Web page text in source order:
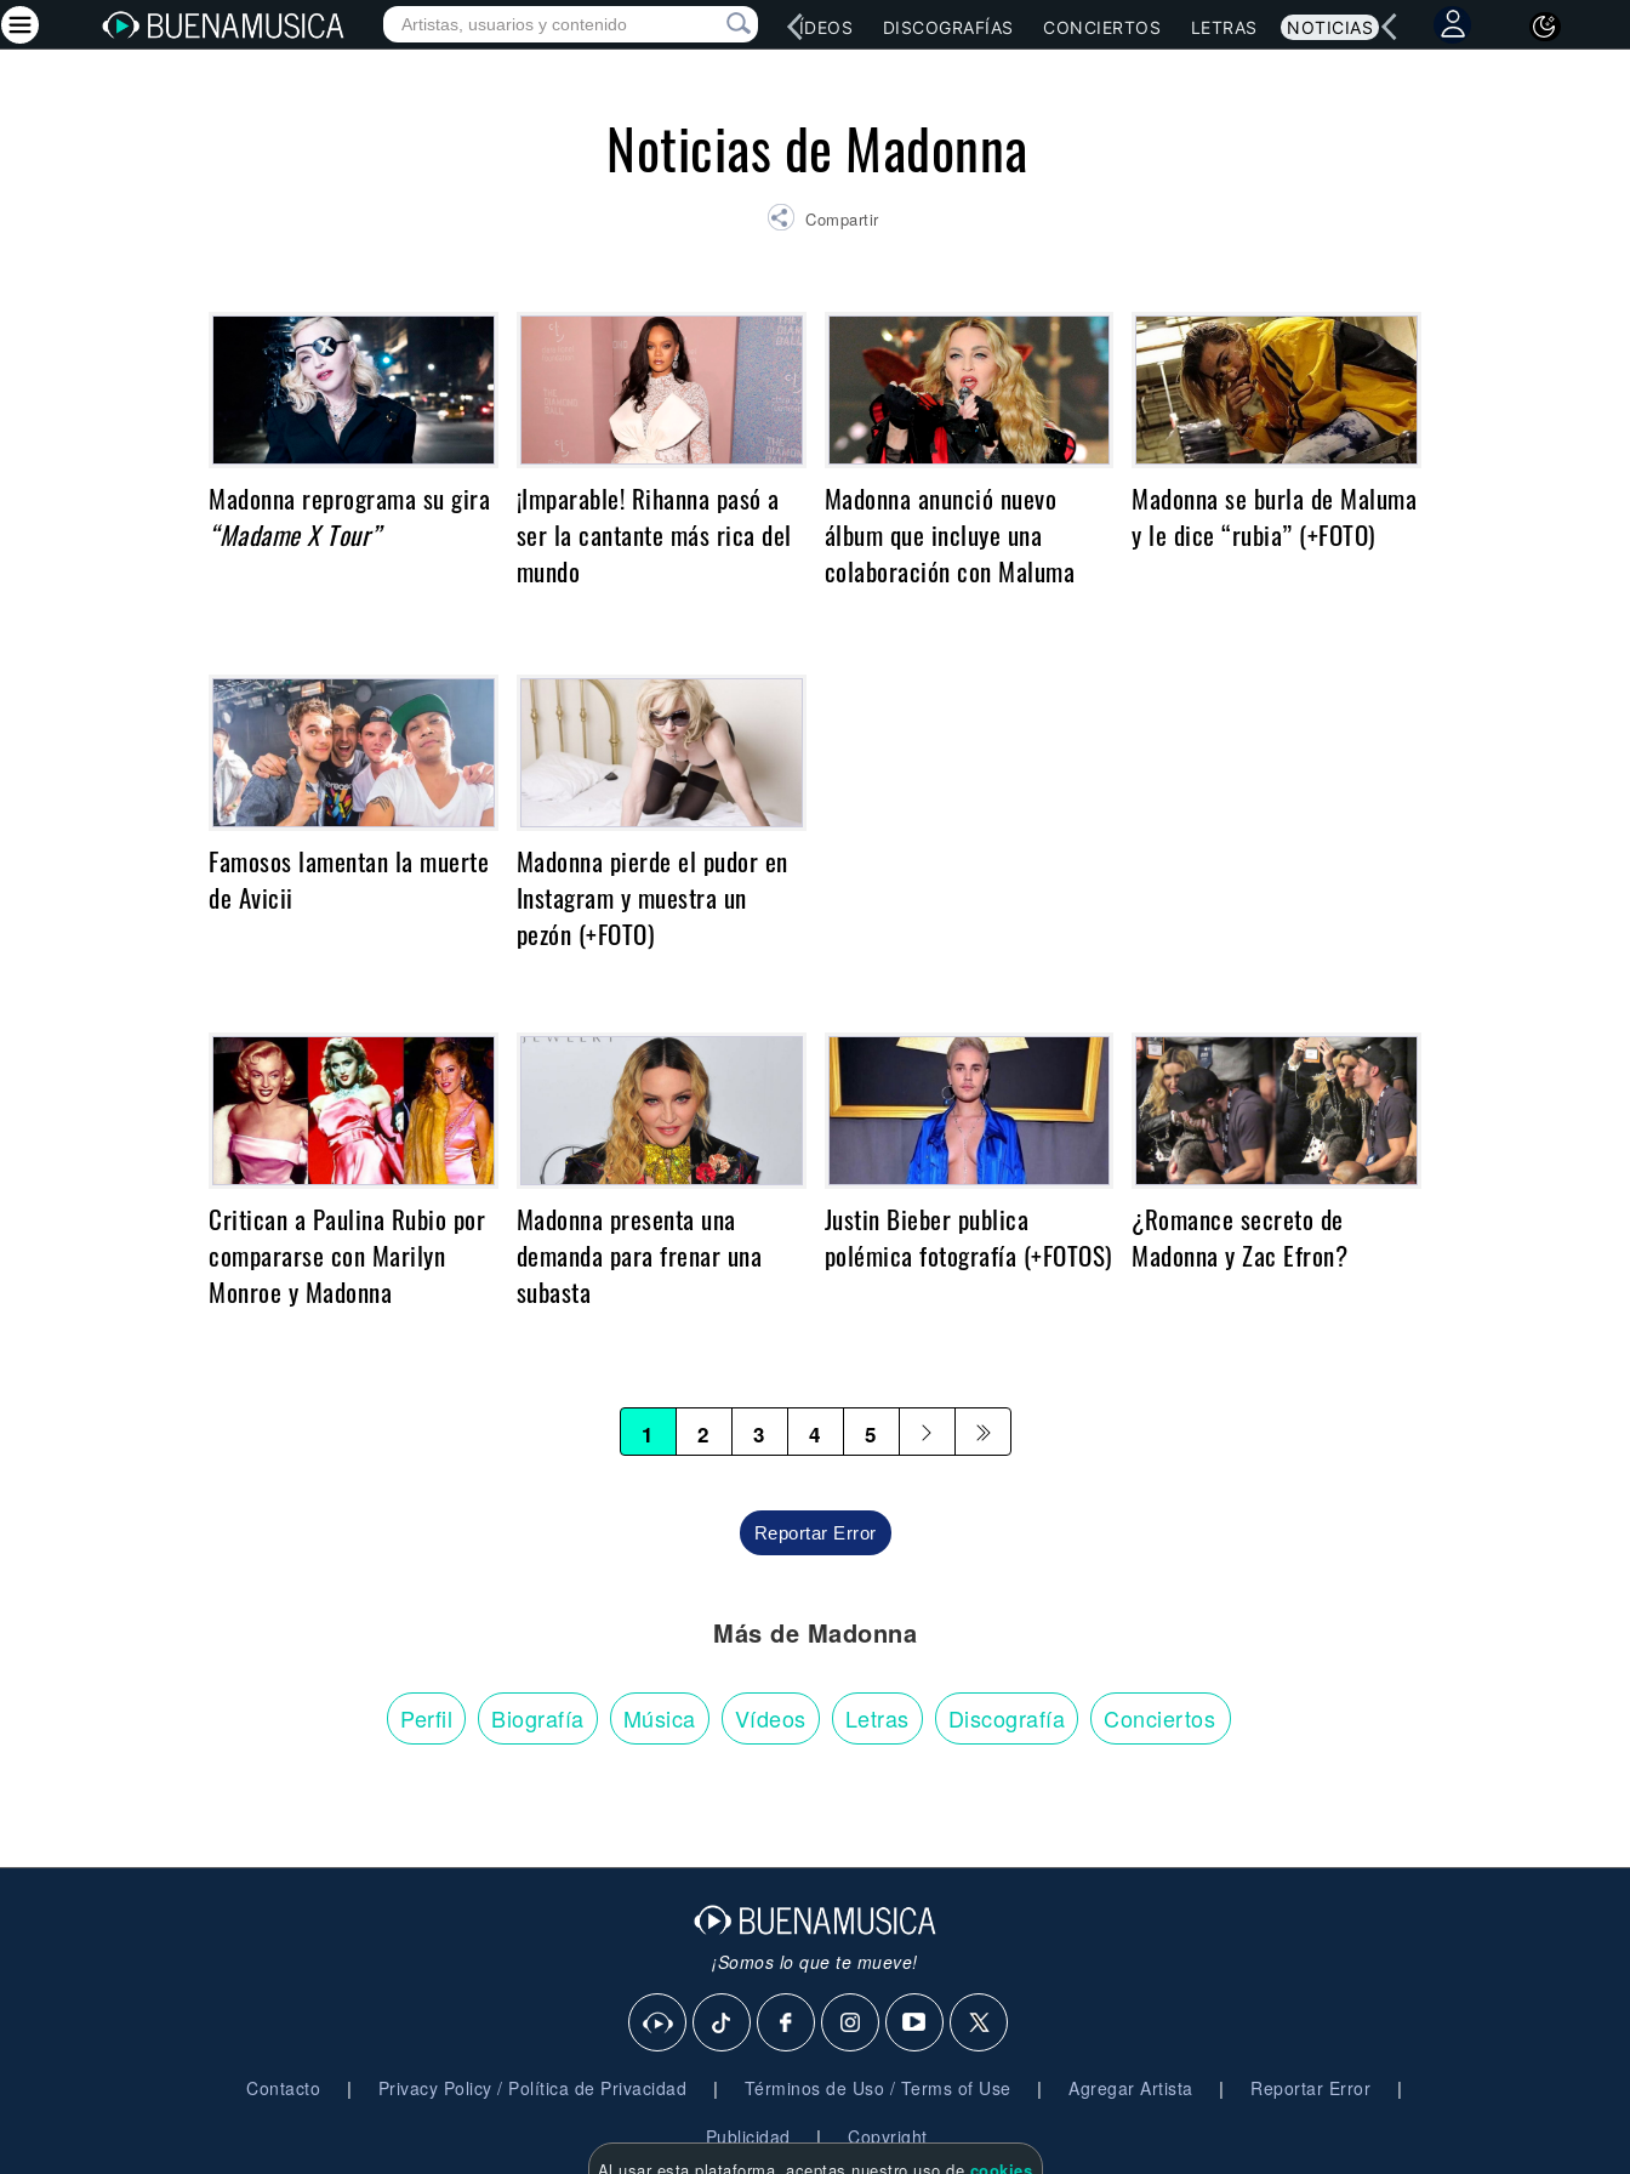
INICIO ARTISTAS RED SOCIAL MÚSICA VÍDEOS DISCOGRAFÍAS CONCIERTOS LETRAS NOTICIAS
Noticias de Madonna
Compartir
Madonna reprograma su gira
“Madame X Tour”
¡Imparable! Rihanna pasó a
ser la cantante más rica del
mundo
Madonna anunció nuevo
álbum que incluye una
colaboración con Maluma
Madonna se burla de Maluma
y le dice “rubia” (+FOTO)
Famosos lamentan la muerte
de Avicii
Madonna pierde el pudor en
Instagram y muestra un
pezón (+FOTO)
Critican a Paulina Rubio por
compararse con Marilyn
Monroe y Madonna
Madonna presenta una
demanda para frenar una
subasta
Justin Bieber publica
polémica fotografía (+FOTOS)
¿Romance secreto de
Madonna y Zac Efron?
1 2 3 4 5
Reportar Error
Más de Madonna
Perfil Biografía Música Vídeos Letras Discografía Conciertos
¡Somos lo que te mueve!
Contacto | Privacy Policy / Política de Privacidad | Términos de Uso / Terms of Use | Agregar Artista | Reportar Error |
Publicidad | Copyright